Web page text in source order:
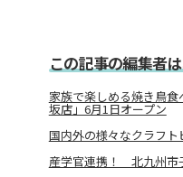
この記事の編集者
家族で楽しめる焼き鳥
坂店」6月1日オープン
国内外の様々なクラフ
産学官連携！ 北九州市